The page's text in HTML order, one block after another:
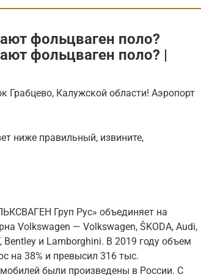
фольцваген поло?
фольцваген поло? |
Калужской области! Аэропорт
ниже правильный, извините,
Груп Рус» объединяет на
Volkswagen — Volkswagen, ŠKODA, Audi,
и Lamborghini. В 2019 году объем
на 38% и превысил 316 тыс.
были произведены в России. С